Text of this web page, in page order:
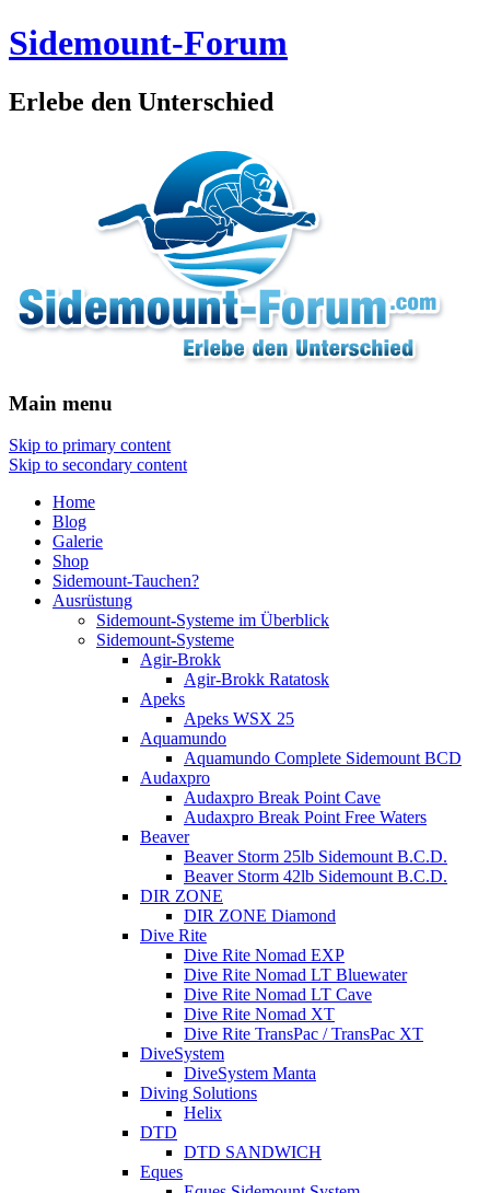
Sidemount-Forum
Erlebe den Unterschied
Main menu
Skip to primary content
Skip to secondary content
Home
Blog
Galerie
Shop
Sidemount-Tauchen?
Ausrüstung
Sidemount-Systeme im Überblick
Sidemount-Systeme
Agir-Brokk
Agir-Brokk Ratatosk
Apeks
Apeks WSX 25
Aquamundo
Aquamundo Complete Sidemount BCD
Audaxpro
Audaxpro Break Point Cave
Audaxpro Break Point Free Waters
Beaver
Beaver Storm 25lb Sidemount B.C.D.
Beaver Storm 42lb Sidemount B.C.D.
DIR ZONE
DIR ZONE Diamond
Dive Rite
Dive Rite Nomad EXP
Dive Rite Nomad LT Bluewater
Dive Rite Nomad LT Cave
Dive Rite Nomad XT
Dive Rite TransPac / TransPac XT
DiveSystem
DiveSystem Manta
Diving Solutions
Helix
DTD
DTD SANDWICH
Eques